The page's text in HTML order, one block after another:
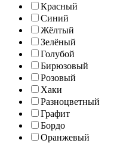
Красный
Синий
Жёлтый
Зелёный
Голубой
Бирюзовый
Розовый
Хаки
Разноцветный
Графит
Бордо
Оранжевый